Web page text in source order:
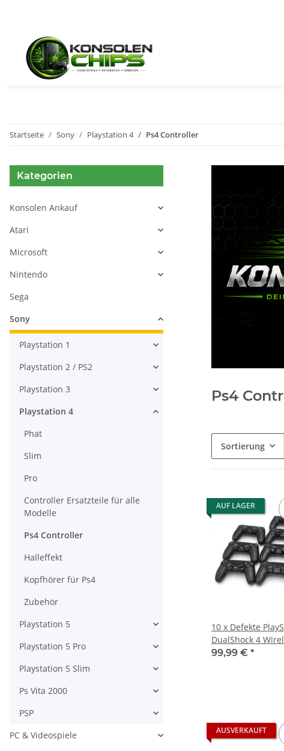
Startseite Sony Playstation 4 Ps4 Controller
Ps4
Sortierung
AUF LAGER
10 x Defekte
DualShock 4
schwarz - JDM
99,99 € *
AUSVERKAUFT
Kategorien
Konsolen Ankauf
Atari
Microsoft
Nintendo
Sega
Sony
Playstation 1
Playstation 2 / PS2
Playstation 3
Playstation 4
Phat
Slim
Pro
Controller Ersatzteile für alle
Modelle
Ps4 Controller
Halleffekt
Kopfhörer für Ps4
Zubehör
Playstation 5
Playstation 5 Pro
Playstation 5 Slim
Ps Vita 2000
PSP
PC & Videospiele